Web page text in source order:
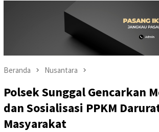
Beranda Nusantara
Polsek Sunggal Gencarkan
dan Sosialisasi PPKM
Masyarakat